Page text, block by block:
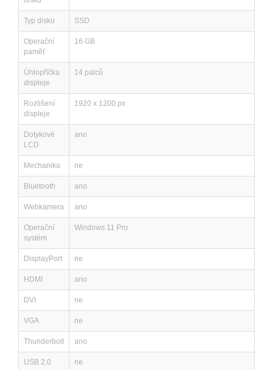
Typ disku SSD
Operační
paměť
16 GB
Úhlopříčka
displeje
14 palců
Rozlišení
displeje
1920 x 1200 px
Dotykové
LCD
ano
Mechanika ne
Bluetooth ano
Webkamera ano
Operační
systém
Windows 11 Pro
DisplayPort ne
HDMI ano
DVI ne
VGA ne
Thunderbolt ano
USB 2.0 ne